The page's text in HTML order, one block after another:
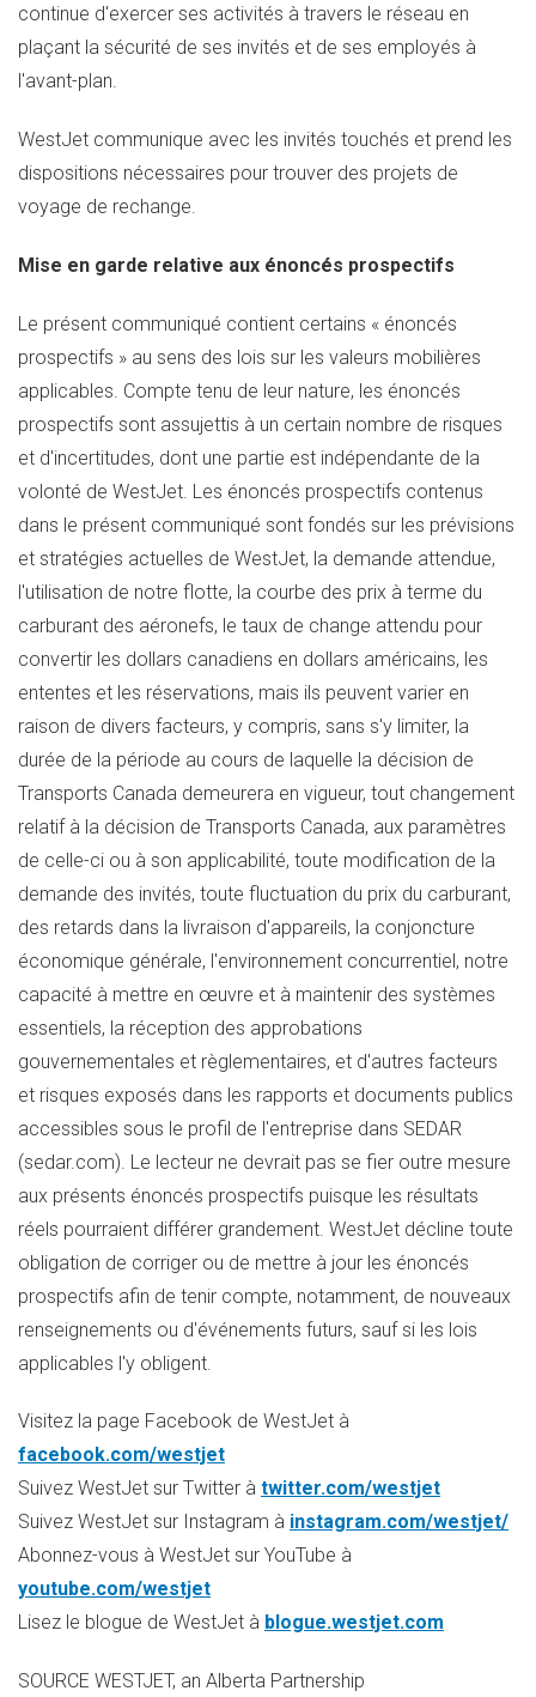
continue d'exercer ses activités à travers le réseau en
plaçant la sécurité de ses invités et de ses employés à
l'avant-plan.
WestJet communique avec les invités touchés et prend les
dispositions nécessaires pour trouver des projets de
voyage de rechange.
Mise en garde relative aux énoncés prospectifs
Le présent communiqué contient certains « énoncés
prospectifs » au sens des lois sur les valeurs mobilières
applicables. Compte tenu de leur nature, les énoncés
prospectifs sont assujettis à un certain nombre de risques
et d'incertitudes, dont une partie est indépendante de la
volonté de WestJet. Les énoncés prospectifs contenus
dans le présent communiqué sont fondés sur les prévisions
et stratégies actuelles de WestJet, la demande attendue,
l'utilisation de notre flotte, la courbe des prix à terme du
carburant des aéronefs, le taux de change attendu pour
convertir les dollars canadiens en dollars américains, les
ententes et les réservations, mais ils peuvent varier en
raison de divers facteurs, y compris, sans s'y limiter, la
durée de la période au cours de laquelle la décision de
Transports Canada demeurera en vigueur, tout changement
relatif à la décision de Transports Canada, aux paramètres
de celle-ci ou à son applicabilité, toute modification de la
demande des invités, toute fluctuation du prix du carburant,
des retards dans la livraison d'appareils, la conjoncture
économique générale, l'environnement concurrentiel, notre
capacité à mettre en œuvre et à maintenir des systèmes
essentiels, la réception des approbations
gouvernementales et règlementaires, et d'autres facteurs
et risques exposés dans les rapports et documents publics
accessibles sous le profil de l'entreprise dans SEDAR
(sedar.com). Le lecteur ne devrait pas se fier outre mesure
aux présents énoncés prospectifs puisque les résultats
réels pourraient différer grandement. WestJet décline toute
obligation de corriger ou de mettre à jour les énoncés
prospectifs afin de tenir compte, notamment, de nouveaux
renseignements ou d'événements futurs, sauf si les lois
applicables l'y obligent.
Visitez la page Facebook de WestJet à
facebook.com/westjet
Suivez WestJet sur Twitter à twitter.com/westjet
Suivez WestJet sur Instagram à instagram.com/westjet/
Abonnez-vous à WestJet sur YouTube à
youtube.com/westjet
Lisez le blogue de WestJet à blogue.westjet.com
SOURCE WESTJET, an Alberta Partnership